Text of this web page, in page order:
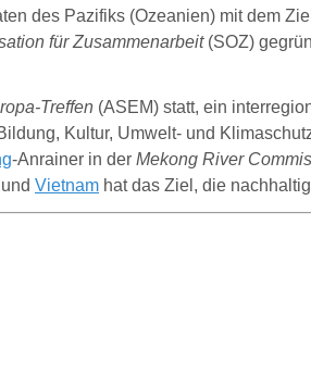
des Pazifiks (Ozeanien) mit dem
für Zusammenarbeit(SOZ)
Treffen (ASEM) statt, ein
Kultur, Umwelt- und
-Anrainer in der Mekong River
und Vietnam hat das Ziel, die